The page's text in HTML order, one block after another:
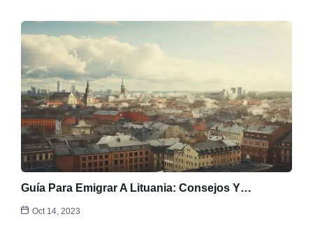
Guía Para Emigrar A Lituania: Consejos Y…
Oct 14, 2023